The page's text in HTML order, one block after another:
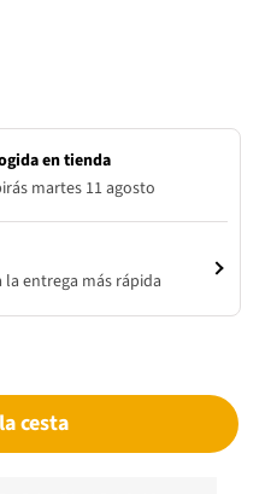
en tienda
martes 11 agosto
entrega más rápida
cesta